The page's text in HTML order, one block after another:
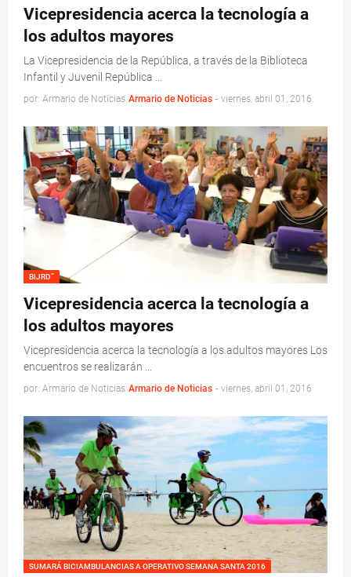
Vicepresidencia acerca la tecnología a
los adultos mayores
La Vicepresidencia de la República, a través de la Biblioteca
Infantil y Juvenil República …
por: Armario de Noticias Armario de Noticias - viernes, abril 01, 2016
Vicepresidencia acerca la tecnología a
los adultos mayores
Vicepresidencia acerca la tecnología a los adultos mayores Los
encuentros se realizarán …
por: Armario de Noticias Armario de Noticias - viernes, abril 01, 2016
SUMARÁ BICIAMBULANCIAS A OPERATIVO SEMANA SANTA 2016